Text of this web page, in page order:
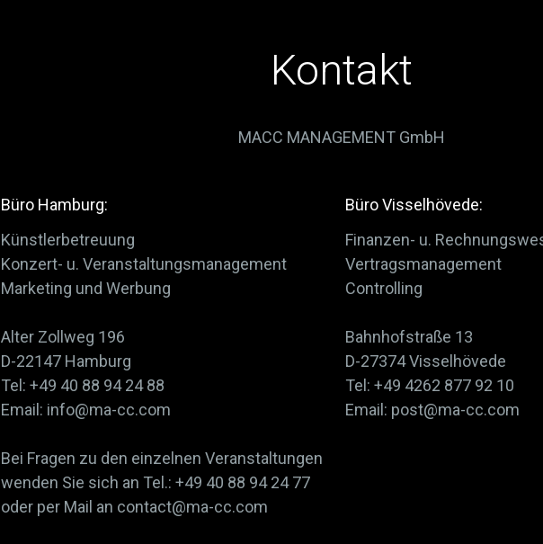
Kontakt
MACC MANAGEMENT GmbH
Büro Hamburg:
Künstlerbetreuung
Konzert- u. Veranstaltungsmanagement
Marketing und Werbung
Alter Zollweg 196
D-22147 Hamburg
Tel: +49 40 88 94 24 88
Email: info@ma-cc.com
Bei Fragen zu den einzelnen Veranstaltungen
wenden Sie sich an Tel.: +49 40 88 94 24 77
oder per Mail an contact@ma-cc.com
Büro Visselhövede:
Finanzen- u.
Vertragsmanagement
Controlling
Bahnhofstraße 13
D-27374 Visselhövede
Tel: +49 4262 877 92 10
Email: post@ma-cc.com